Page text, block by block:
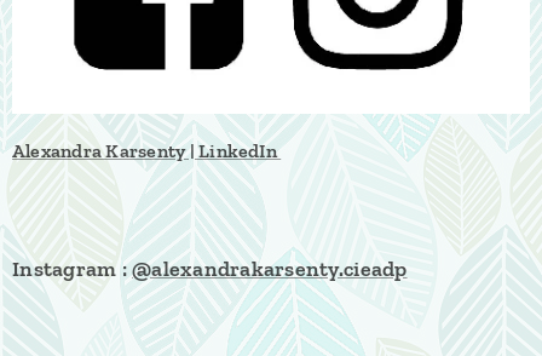
Alexandra Karsenty | LinkedIn
Instagram :@alexandrakarsenty.cieadp